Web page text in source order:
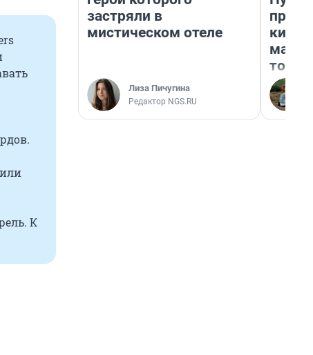
К
застряли в
мистическом отеле
Лиза Пичугина
Редактор NGS.RU
того